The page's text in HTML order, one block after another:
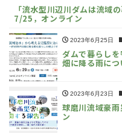
「流水型川辺川ダムは流域
7/25，オンライン
2023年6月25日
ダムで暮らし
畑に降る雨に
2023年6月23日
球磨川流域豪
ン